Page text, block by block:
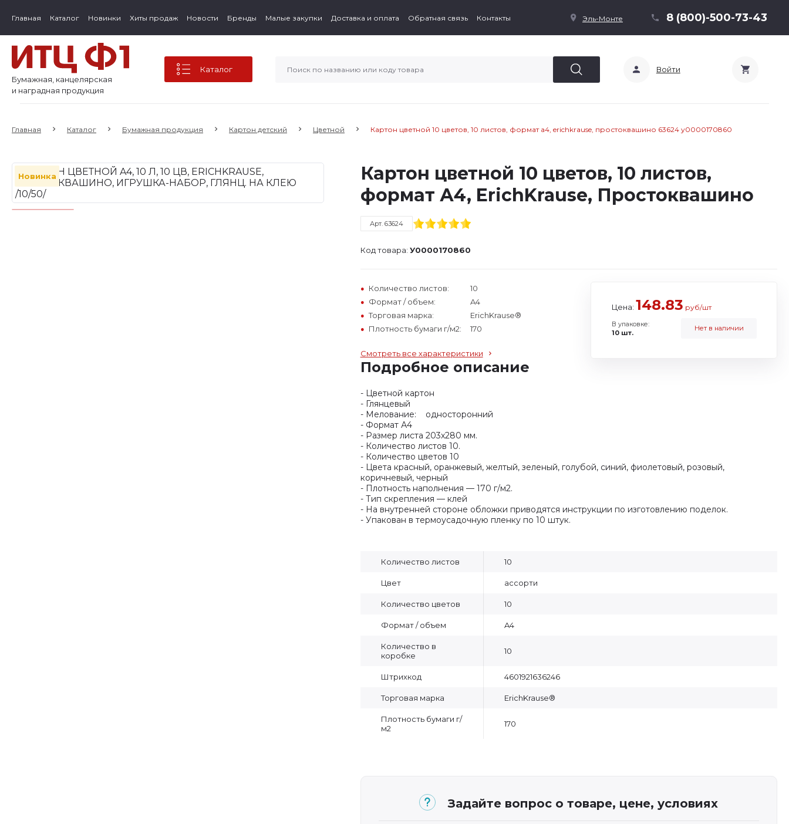
Главная Каталог Новинки Хиты продаж Новости Бренды Малые закупки Доставка и оплата Обратная связь Контакты Эль-Монте 8 (800)-500-73-43
Бумажная, канцелярская
и наградная продукция
Каталог Войти
Главная Каталог Бумажная продукция Картон детский Цветной Картон цветной 10 цветов, 10 листов, формат а4, erichkrause, простоквашино 63624 у0000170860
Новинка
Картон цветной 10 цветов, 10 листов,
формат А4, ErichKrause, Простоквашино
Арт. 63624
Код товара: У0000170860
Количество листов:
Формат / объем:
Торговая марка:
Плотность бумаги г/м2:
10
A4
ErichKrause®
170
Смотреть все характеристики
Цена: 148.83 руб/шт
В упаковке:
10 шт.
Нет в наличии
Подробное описание
- Цветной картон
- Глянцевый
- Мелование: односторонний
- Формат А4
- Размер листа 203х280 мм.
- Количество листов 10.
- Количество цветов 10
- Цвета красный, оранжевый, желтый, зеленый, голубой, синий, фиолетовый, розовый,
коричневый, черный
- Плотность наполнения — 170 г/м2.
- Тип скрепления — клей
- На внутренней стороне обложки приводятся инструкции по изготовлению поделок.
- Упакован в термоусадочную пленку по 10 штук.
Количество листов 10
Цвет ассорти
Количество цветов 10
Формат / объем A4
Количество в
коробке
10
Штрихкод 4601921636246
Торговая марка ErichKrause®
Плотность бумаги г/
м2
170
Задайте вопрос о товаре, цене, условиях